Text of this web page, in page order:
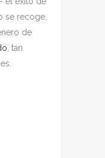
se recoge,
de
, tan